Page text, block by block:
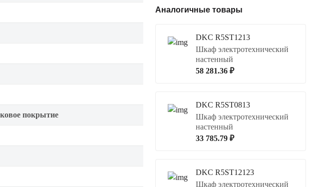
покрытие
Аналогичные товары
DKC R5ST1213
Шкаф электротехнический
настенный
58 281.36 ₽
DKC R5ST0813
Шкаф электротехнический
настенный
33 785.79 ₽
DKC R5ST12123
Шкаф электротехнический